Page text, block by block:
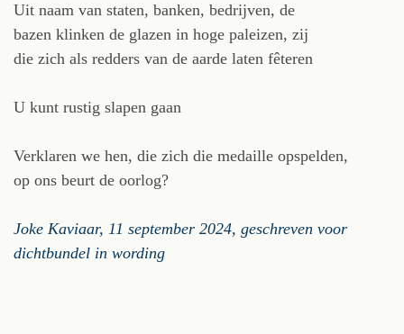
Uit naam van staten, banken, bedrijven, de
bazen klinken de glazen in hoge paleizen, zij
die zich als redders van de aarde laten fêteren
U kunt rustig slapen gaan
Verklaren we hen, die zich die medaille opspelden,
op ons beurt de oorlog?
Joke Kaviaar, 11 september 2024, geschreven voor
dichtbundel in wording